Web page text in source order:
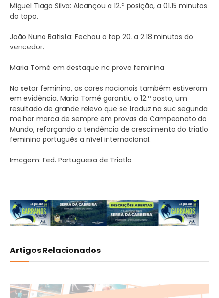
Miguel Tiago Silva: Alcançou a 12.ª posição, a 01.15 minutos
do topo.
João Nuno Batista: Fechou o top 20, a 2.18 minutos do
vencedor.
Maria Tomé em destaque na prova feminina
No setor feminino, as cores nacionais também estiveram
em evidência. Maria Tomé garantiu o 12.º posto, um
resultado de grande relevo que se traduz na sua segunda
melhor marca de sempre em provas do Campeonato do
Mundo, reforçando a tendência de crescimento do triatlo
feminino português a nível internacional.
Imagem: Fed. Portuguesa de Triatlo
Artigos Relacionados